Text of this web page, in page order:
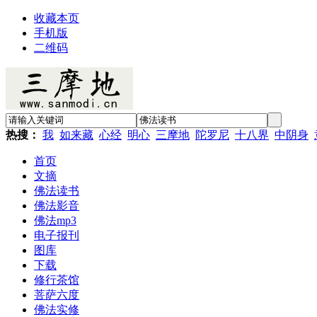
收藏本页
手机版
二维码
热搜： 我 如来藏 心经 明心 三摩地 陀罗尼 十八界 中阴身
首页
文摘
佛法读书
佛法影音
佛法mp3
电子报刊
图库
下载
修行茶馆
菩萨六度
佛法实修